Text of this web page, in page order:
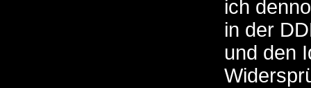
ich
in der
und den